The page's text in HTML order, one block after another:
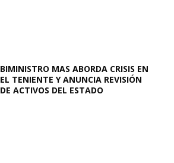
BIMINISTRO MAS ABORDA CRISIS EN
EL TENIENTE Y ANUNCIA REVISIÓN
DE ACTIVOS DEL ESTADO